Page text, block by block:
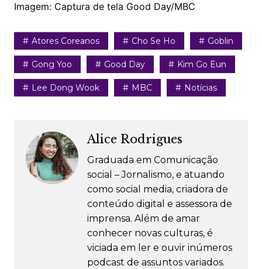
Imagem: Captura de tela Good Day/MBC
Atores Coreanos Cho Se Ho Goblin
Gong Yoo Good Day Kim Go Eun
Lee Dong Wook MBC Notícias
Alice Rodrigues
Graduada em Comunicação
social – Jornalismo, e atuando
como social media, criadora de
conteúdo digital e assessora de
imprensa. Além de amar
conhecer novas culturas, é
viciada em ler e ouvir inúmeros
podcast de assuntos variados.